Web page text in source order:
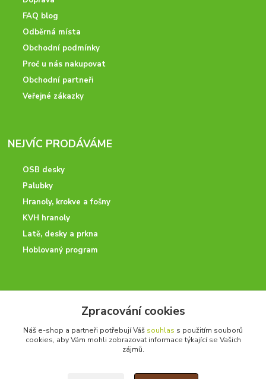
FAQ blog
Odběrná místa
Obchodní podmínky
Proč u nás nakupovat
Obchodní partneři
Veřejné zákazky
NEJVÍC PRODÁVÁME
OSB desky
Palubky
Hranoly, krokve a fošny
KVH hranoly
Latě, desky a prkna
Hoblovaný program
Potřebujete poradit? Neváhejte nás kontaktovat.
+420 728 600 625
po - pá 7:00 - 15:00
Zpracování cookies
Náš e-shop a partneři potřebují Váš souhlas s použitím souborů
cookies, aby Vám mohli zobrazovat informace týkající se Vašich
zájmů.